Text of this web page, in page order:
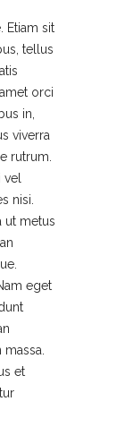
Etiam sit
tellus
orci
in,
viverra
rutrum.
nisi.
ut metus
eget
et